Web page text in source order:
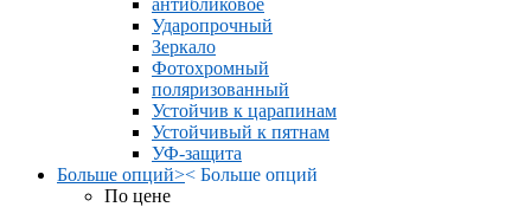
антибликовое
Ударопрочный
Зеркало
Фотохромный
поляризованный
Устойчив к царапинам
Устойчивый к пятнам
УФ-защита
Больше опций>< Больше опций
По цене